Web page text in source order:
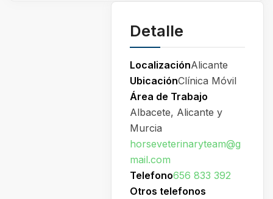
Detalle
LocalizaciónAlicante
UbicaciónClínica Móvil
Área de Trabajo
Albacete, Alicante y
Murcia
horseveterinaryteam@g
mail.com
Telefono656 833 392
Otros telefonos